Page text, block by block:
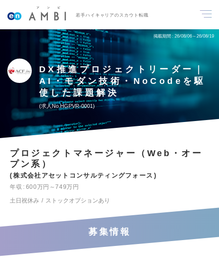
若手ハイキャリアのスカウト転職
掲載期間 26/08/06～26/08/19
DX推進プロジェクトリーダー｜
AI・モダン技術・NoCodeを駆
使した課題解決
求人No.HGPVR-0001
プロジェクトマネージャー（Web・オー
プン系）
株式会社アセットコンサルティングフォース
年収
600万円～749万円
土日祝休み
ストックオプションあり
募集情報